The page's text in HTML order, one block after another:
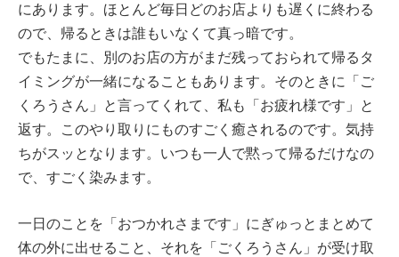
にあります。ほとんど毎日どのお店よりも遅くに終わる
ので、帰るときは誰もいなくて真っ暗です。
でもたまに、別のお店の方がまだ残っておられて帰るタ
イミングが一緒になることもあります。そのときに「ご
くろうさん」と言ってくれて、私も「お疲れ様です」と
返す。このやり取りにものすごく癒されるのです。気持
ちがスッとなります。いつも一人で黙って帰るだけなの
で、すごく染みます。
一日のことを「おつかれさまです」にぎゅっとまとめて
体の外に出せること、それを「ごくろうさん」が受け取